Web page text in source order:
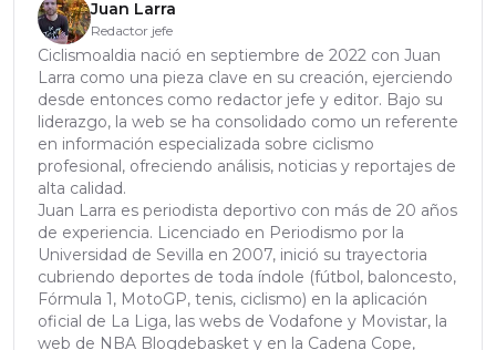
Juan Larra
Redactor jefe
Ciclismoaldia nació en septiembre de 2022 con Juan
Larra como una pieza clave en su creación, ejerciendo
desde entonces como redactor jefe y editor. Bajo su
liderazgo, la web se ha consolidado como un referente
en información especializada sobre ciclismo
profesional, ofreciendo análisis, noticias y reportajes de
alta calidad.
Juan Larra es periodista deportivo con más de 20 años
de experiencia. Licenciado en Periodismo por la
Universidad de Sevilla en 2007, inició su trayectoria
cubriendo deportes de toda índole (fútbol, baloncesto,
Fórmula 1, MotoGP, tenis, ciclismo) en la aplicación
oficial de La Liga, las webs de Vodafone y Movistar, la
web de NBA Blogdebasket y en la Cadena Cope,